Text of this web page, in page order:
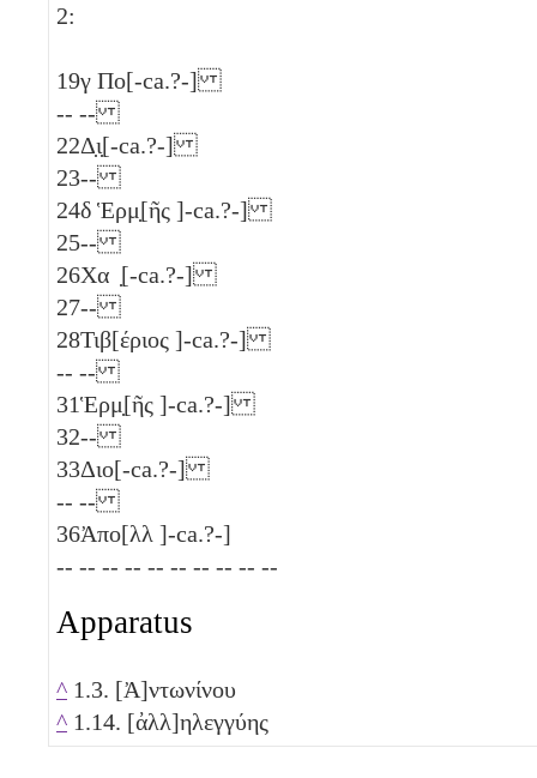
2:
19γ Πο[-ca.?-]
-- --
22Δ̣ι̣[-ca.?-]
23--
24δ Ἑρμ̣[ῆς ]-ca.?-]
25--
26Χα ̣[-ca.?-]
27--
28Τιβ[έριος ]-ca.?-]
-- --
31Ἑρμ̣[ῆς ]-ca.?-]
32--
33Διο[-ca.?-]
-- --
36Ἀπο[λλ ]-ca.?-]
-- -- -- -- -- -- -- -- -- --
Apparatus
^ 1.3. [Ἀ]ντωνίνου
^ 1.14. [ἀλλ]ηλεγγύης